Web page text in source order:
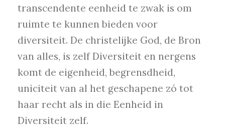
transcendente eenheid te zwak is om
ruimte te kunnen bieden voor
diversiteit. De christelijke God, de Bron
van alles, is zelf Diversiteit en nergens
komt de eigenheid, begrensdheid,
uniciteit van al het geschapene zó tot
haar recht als in die Eenheid in
Diversiteit zelf.